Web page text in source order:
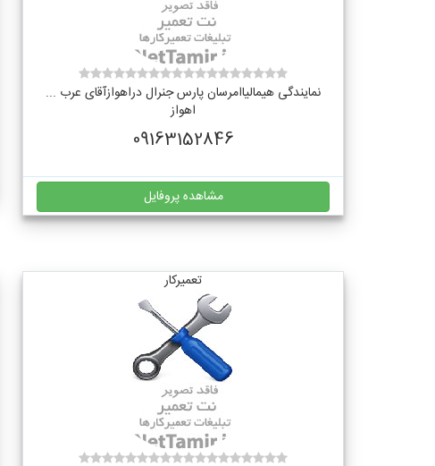
نمایندگی هیمالیاامرسان پارس جنرال دراهوازآقای عرب ...
اهواز
09163152846
مشاهده پروفایل
تعمیرکار